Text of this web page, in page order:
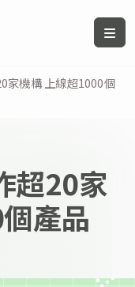
家機構 上線超1000個
超20家
產品